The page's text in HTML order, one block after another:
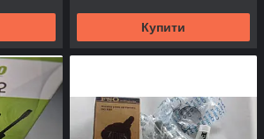
Купити